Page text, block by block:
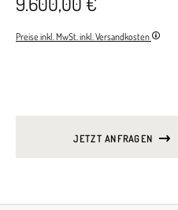
Preise inkl. MwSt. inkl. Versandkosten
JETZT ANFRAGEN